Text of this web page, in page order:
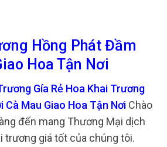
Hồng Phát Đầm
Hoa Tận Nơi
Gía Rẻ Hoa Khai Trương
Cà Mau Giao Hoa Tận Nơi Chào
đến mang Thương Mại dịch
trương giá tốt của chúng tôi.